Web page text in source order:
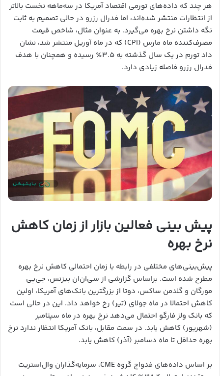
هر چند که داده‌های تورمی اقتصاد آمریکا در سه‌ماهه نخست بالاتر
از انتظارات منتشر شده‌اند، اما فدرال رزرو در حالی تصمیم به ثابت
نگه داشتن نرخ بهره می‌گیرد. به عنوان مثال، شاخص قیمت
مصرف‌کننده ماه مارس (CPI) که در ماه آوریل منتشر شد، نشان
داد تورم در یک سال گذشته به ۳.۵٪ رسیده و همچنان با هدف
فدرال رزرو فاصله زیادی دارد.
پیش بینی فعالین بازار از زمان کاهش
نرخ بهره
پیش‌بینی‌های مختلفی در رابطه با زمان احتمالی کاهش نرخ بهره
مطرح شده است. براساس گزارشی از سی‌ان‌ان بیزنس، جی‌پی
مورگان و گلدمن ساکس، دوتا از بزرگترین بانک‌های آمریکا، اولین
کاهش احتمالا در ماه جولای (تیر) رخ خواهد داد. این در حالی است
که بانک ولز فارگو احتمال می‌دهد نرخ بهره در ماه سپتامبر
(شهریور) کاهش یابد. در سمت مقابل، بانک آمریکا انتظار ندارد نرخ
بهره حداقل تا ماه دسامبر (آذر) کاهش یابد.
بر اساس داده‌های فدواچ گروه CME، سرمایه‌گذاران وال‌استریت